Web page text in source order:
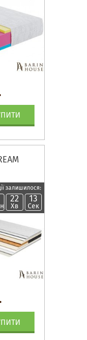
залишилося:
22
Хв
12
Сек